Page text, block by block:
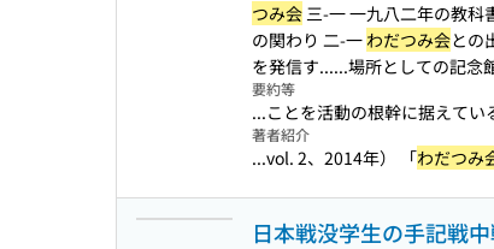
つみ会 三-一 一九八二年の教科
の関わり 二-一 わだつみ会との
を発信す......場所としての記念
要約等
...ことを活動の根幹に据えてい
著者紹介
...vol. 2、2014年） 「わだつみ
日本戦没学生の手記戦